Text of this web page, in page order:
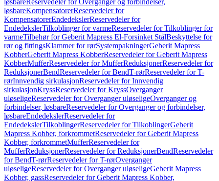
løsbareReservedeler for Overganger og forbindelser,
løsbareKompensatorerReservedeler for
KompensatorerEndedekslerReservedeler for
EndedekslerTilkoblinger for varmeReservedeler for Tilkoblinger for
varmeTilbehør for Geberit Mapress El-Forsinket StålBeskyttelse for
rør og fittingsKlammer for rørSystempakningerGeberit Mapress
KobberGeberit Mapress KobberReservedeler for Geberit Mapress
KobberMufferReservedeler for MufferReduksjonerReservedeler for
ReduksjonerBendReservedeler for BendT-rørReservedeler for T-
rørInnvendig sirkulasjonReservedeler for Innvendig
sirkulasjonKryssReservedeler for KryssOverganger
uløseligeReservedeler for Overganger uløseligeOverganger og
forbindelser, løsbareReservedeler for Overganger og forbindelser,
løsbareEndedekslerReservedeler for
EndedekslerTilkoblingerReservedeler for TilkoblingerGeberit
Mapress Kobber, forkrommetReservedeler for Geberit Mapress
Kobber, forkrommetMufferReservedeler for
MufferReduksjonerReservedeler for ReduksjonerBendReservedeler
for BendT-rørReservedeler for T-rørOverganger
uløseligeReservedeler for Overganger uløseligeGeberit Mapress
Kobber, gassReservedeler for Geberit Mapress Kobber,